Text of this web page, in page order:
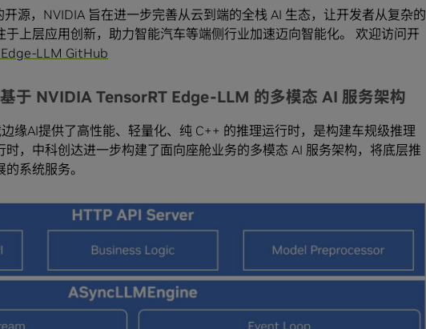
源，NVIDIA 旨在进一步完善从云到端的全栈 AI 生态，让开发者从复杂的
于上层应用创新，助力智能汽车等端侧行业加速迈向智能化。 欢迎访问开
LLM GitHub
于 NVIDIA TensorRT Edge-LLM 的多模态 AI 服务架构
缘AI提供了高性能、轻量化、纯 C++ 的推理运行时，是构建车规级推理
，中科创达进一步构建了面向座舱业务的多模态 AI 服务架构，将底层推
系统服务。